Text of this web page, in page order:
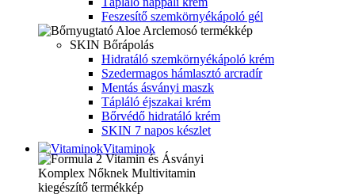
Feszesítő szemkörnyékápoló gél
SKIN Bőrápolás
Hidratáló szemkörnyékápoló krém
Szedermagos hámlasztó arcradír
Mentás ásványi maszk
Tápláló éjszakai krém
Bőrvédő hidratáló krém
SKIN 7 napos készlet
Vitaminok